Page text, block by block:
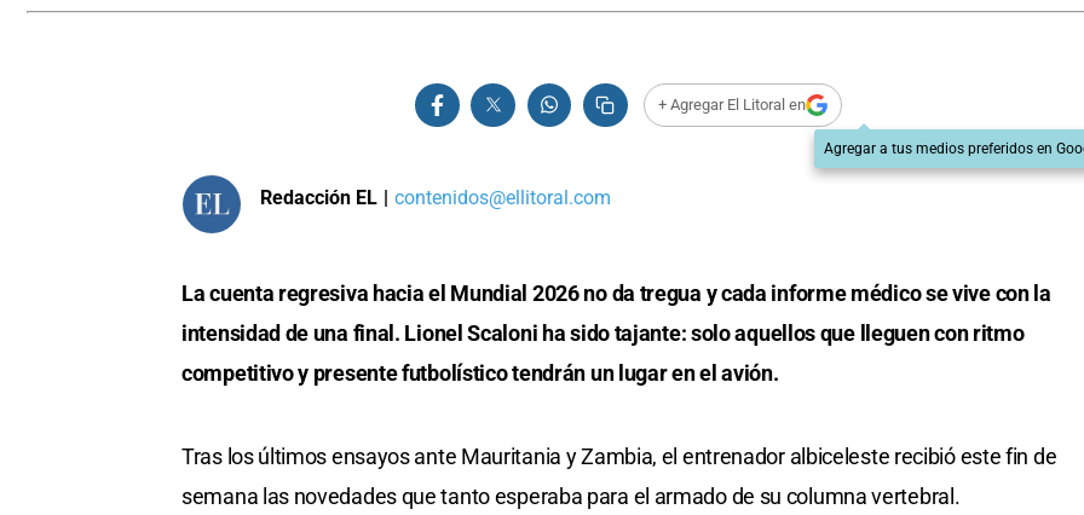
+ Agregar El Litoral en
Agregar a tus medios preferidos en
Redacción EL | contenidos@ellitoral.com
La cuenta regresiva hacia el Mundial 2026 no da tregua y cada informe médico se vive con la
intensidad de una final. Lionel Scaloni ha sido tajante: solo aquellos que lleguen con ritmo
competitivo y presente futbolístico tendrán un lugar en el avión.
Tras los últimos ensayos ante Mauritania y Zambia, el entrenador albiceleste recibió este fin de
semana las novedades que tanto esperaba para el armado de su columna vertebral.